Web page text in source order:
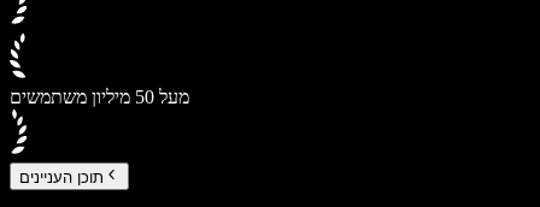
מעל 50 מיליון משתמשים
תוכן העניינים